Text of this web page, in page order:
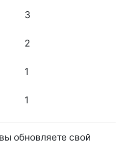
3
2
1
1
обновляете свой